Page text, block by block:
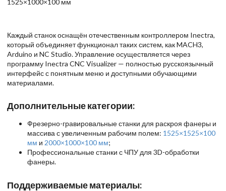
Каждый станок оснащён отечественным контроллером Inectra,
который объединяет функционал таких систем, как MACH3,
Arduino и NC Studio. Управление осуществляется через
программу Inectra CNC Visualizer — полностью русскоязычный
интерфейс с понятным меню и доступными обучающими
материалами.
Дополнительные категории:
Фрезерно-гравировальные станки для раскроя фанеры и
массива с увеличенным рабочим полем: 1525×1525×100
мм и 2000×1000×100 мм;
Профессиональные станки с ЧПУ для 3D-обработки
фанеры.
Поддерживаемые материалы: